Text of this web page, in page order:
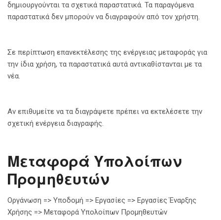
δημιουργούνται τα σχετικά παραστατικά. Τα παραγόμενα
παραστατικά δεν μπορούν να διαγραφούν από τον χρήστη.
Σε περίπτωση επανεκτέλεσης της ενέργειας μεταφοράς για
την ίδια χρήση, τα παραστατικά αυτά αντικαθίστανται με τα
νέα.
Αν επιθυμείτε να τα διαγράψετε πρέπει να εκτελέσετε την
σχετική ενέργεια διαγραφής.
Μεταφορά Υπολοίπων
Προμηθευτών
Οργάνωση => Υποδομή => Εργασίες => Εργασίες Έναρξης
Χρήσης => Μεταφορά Υπολοίπων Προμηθευτών